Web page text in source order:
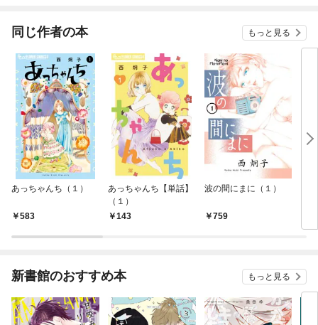
同じ作者の本 もっと見る
あっちゃんち（１）
583
あっちゃんち【単話】
（１）
143
波の間にまに（１）
759
新書館のおすすめ本 もっと見る